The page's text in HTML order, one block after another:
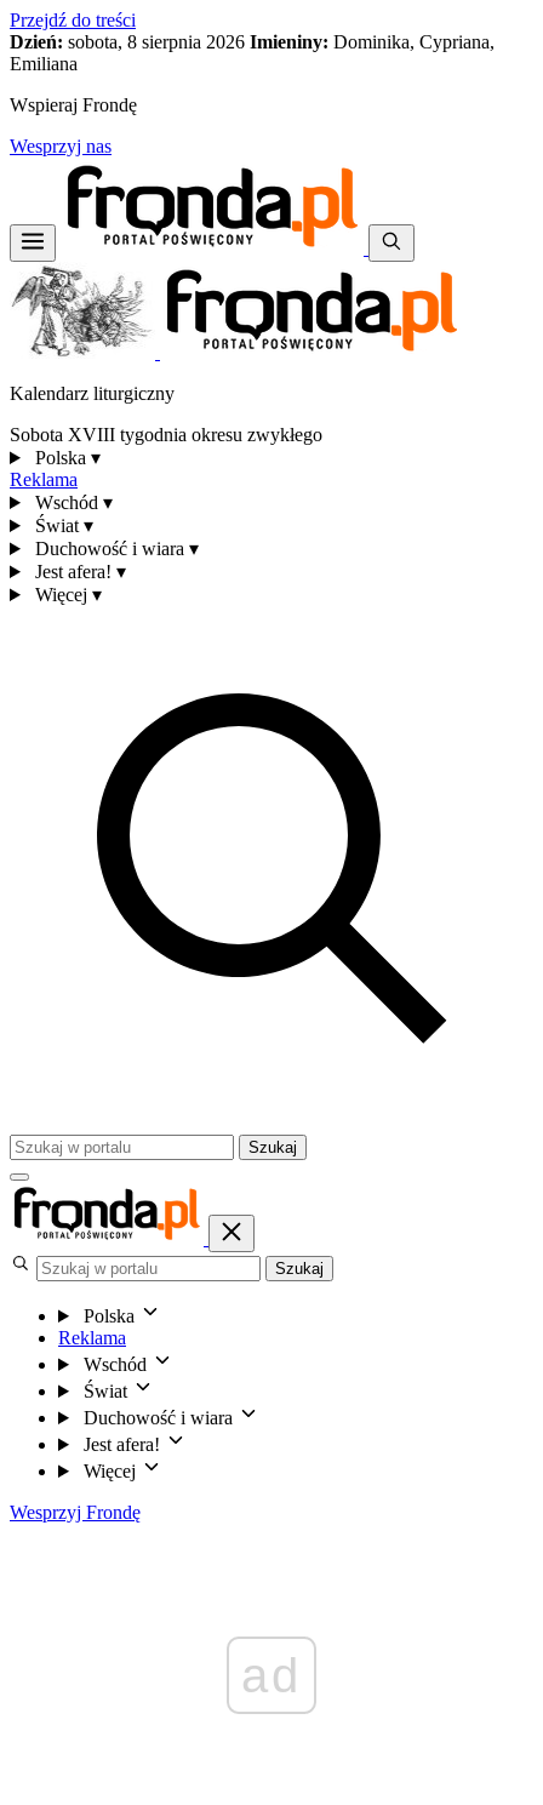
Przejdź do treści
Dzień: sobota, 8 sierpnia 2026 Imieniny: Dominika, Cypriana,
Emiliana
Wspieraj Frondę
Wesprzyj nas
Kalendarz liturgiczny
Sobota XVIII tygodnia okresu zwykłego
Polska ▾
Reklama
Wschód ▾
Świat ▾
Duchowość i wiara ▾
Jest afera! ▾
Więcej ▾
Szukaj
Szukaj
Polska
Reklama
Wschód
Świat
Duchowość i wiara
Jest afera!
Więcej
Wesprzyj Frondę
ad